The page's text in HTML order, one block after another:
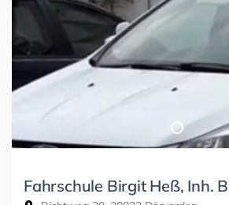
Fahrschule Birgit Heß, Inh.